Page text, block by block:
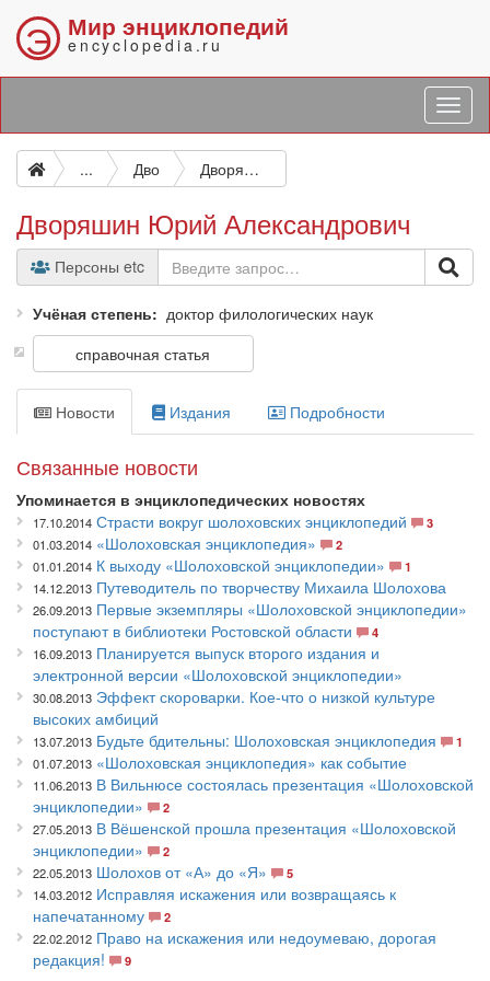
Э Мир энциклопедий
encyclopedia.ru
... Дво Дворяшин Юрий Александрович
Дворяшин Юрий Александрович
Персоны etc
Учёная степень
доктор филологических наук
справочная статья
Новости Издания Подробности
Связанные новости
Упоминается в энциклопедических новостях
17.10.2014 Страсти вокруг шолоховских энциклопедий
3
01.03.2014 «Шолоховская энциклопедия»
2
01.01.2014 К выходу «Шолоховской энциклопедии»
1
14.12.2013 Путеводитель по творчеству Михаила Шолохова
26.09.2013 Первые экземпляры «Шолоховской энциклопедии»
поступают в библиотеки Ростовской области
4
16.09.2013 Планируется выпуск второго издания и
электронной версии «Шолоховской энциклопедии»
30.08.2013 Эффект скороварки. Кое-что о низкой культуре
высоких амбиций
13.07.2013 Будьте бдительны: Шолоховская энциклопедия
1
01.07.2013 «Шолоховская энциклопедия» как событие
11.06.2013 В Вильнюсе состоялась презентация «Шолоховской
энциклопедии»
2
27.05.2013 В Вёшенской прошла презентация «Шолоховской
энциклопедии»
2
22.05.2013 Шолохов от «А» до «Я»
5
14.03.2012 Исправляя искажения или возвращаясь к
напечатанному
2
22.02.2012 Право на искажения или недоумеваю, дорогая
редакция!
9